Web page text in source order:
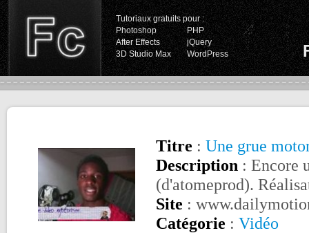
Tutoriaux gratuits pour :
Photoshop
PHP
After Effects
jQuery
3D Studio Max
WordPress
Titre : Une grue
Description : Encore
(d'atomeprod).
Site :
Catégorie : Vidéo